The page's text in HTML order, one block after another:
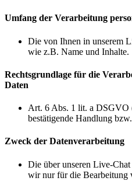
Umfang der Verarbeitung
Die von Ihnen in unserem
wie z.B. Name und Inhalte.
Rechtsgrundlage für die
Daten
Art. 6 Abs. 1 lit. a DSGVO
bestätigende Handlung
Zweck der Datenverarbeitung
Die über unseren Live-
wir nur für die Bearbeitung